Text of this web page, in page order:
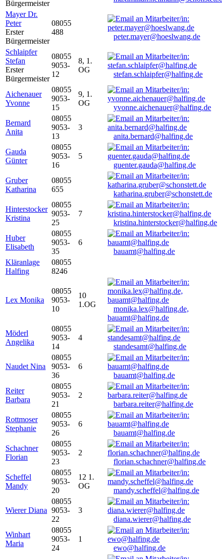
Bürgermeister
Mayer Dr.
Peter
Erster
Bürgermeister
08055
488
peter.mayer@hoeslwang.de
Schlaipfer
Stefan
Erster
Bürgermeister
08055
9053-
12
8, 1.
OG
stefan.schlaipfer@halfing.de
Aichenauer
Yvonne
08055
9053-
15
9, 1.
OG
yvonne.aichenauer@halfing.de
Bernard
Anita
08055
9053-
13
3
anita.bernard@halfing.de
Gauda
Günter
08055
9053-
16
5
guenter.gauda@halfing.de
Gruber
Katharina
08055
655
katharina.gruber@schonstett.de
Hinterstocker
Kristina
08055
9053-
25
7
kristina.hinterstocker@halfing.de
Huber
Elisabeth
08055
9053-
35
6
bauamt@halfing.de
Kläranlage
Halfing
08055
8246
Lex Monika
08055
9053-
10
10
1.OG
monika.lex@halfing.de,
bauamt@halfing.de
Möderl
Angelika
08055
9053-
14
4
standesamt@halfing.de
Naudet Nina
08055
9053-
36
6
bauamt@halfing.de
Reiter
Barbara
08055
9053-
21
2
barbara.reiter@halfing.de
Rottmoser
Stephanie
08055
9053-
26
6
bauamt@halfing.de
Schachner
Florian
08055
9053-
23
2
florian.schachner@halfing.de
Scheffel
Mandy
08055
9053-
20
12 1.
OG
mandy.scheffel@halfing.de
Wierer Diana
08055
9053-
22
3
diana.wierer@halfing.de
Winhart
Maria
08055
9053-
24
1
ewo@halfing.de